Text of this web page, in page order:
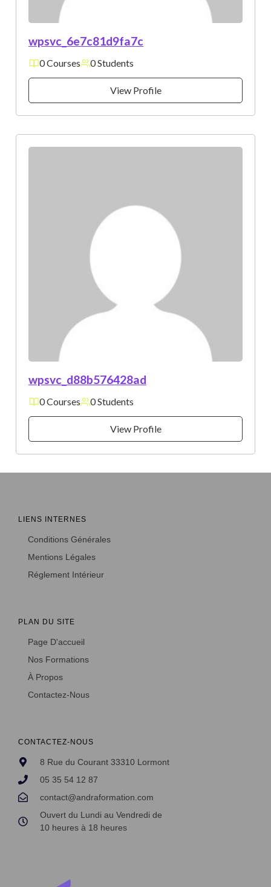
wpsvc_6e7c81d9fa7c
0 Courses 0 Students
View Profile
wpsvc_d88b576428ad
0 Courses 0 Students
View Profile
CONTACTEZ-NOUS
8 Rue du Courant 33310 Lormont
05 35 54 12 87
contact@andraformation.com
Ouvert du Lundi au Vendredi de
10 heures à 18 heures
PLAN DU SITE
Page D'accueil
Nos Formations
À Propos
Contactez-Nous
LIENS INTERNES
Conditions Générales
Mentions Légales
Réglement Intérieur